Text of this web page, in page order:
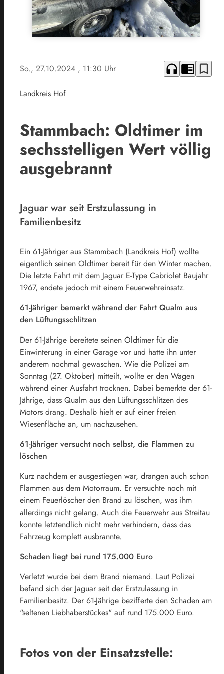
So., 27.10.2024 , 11:30 Uhr headphones chrome_reader_mode bookmark_border
Landkreis Hof
Stammbach: Oldtimer im
sechsstelligen Wert völlig
ausgebrannt
Jaguar war seit Erstzulassung in
Familienbesitz
Ein 61-Jähriger aus Stammbach (Landkreis Hof) wollte
eigentlich seinen Oldtimer bereit für den Winter machen.
Die letzte Fahrt mit dem Jaguar E-Type Cabriolet Baujahr
1967, endete jedoch mit einem Feuerwehreinsatz.
61-Jähriger bemerkt während der Fahrt Qualm aus
den Lüftungsschlitzen
Der 61-Jährige bereitete seinen Oldtimer für die
Einwinterung in einer Garage vor und hatte ihn unter
anderem nochmal gewaschen. Wie die Polizei am
Sonntag (27. Oktober) mitteilt, wollte er den Wagen
während einer Ausfahrt trocknen. Dabei bemerkte der 61-
Jährige, dass Qualm aus den Lüftungsschlitzen des
Motors drang. Deshalb hielt er auf einer freien
Wiesenfläche an, um nachzusehen.
61-Jähriger versucht noch selbst, die Flammen zu
löschen
Kurz nachdem er ausgestiegen war, drangen auch schon
Flammen aus dem Motorraum. Er versuchte noch mit
einem Feuerlöscher den Brand zu löschen, was ihm
allerdings nicht gelang. Auch die Feuerwehr aus Streitau
konnte letztendlich nicht mehr verhindern, dass das
Fahrzeug komplett ausbrannte.
Schaden liegt bei rund 175.000 Euro
Verletzt wurde bei dem Brand niemand. Laut Polizei
befand sich der Jaguar seit der Erstzulassung in
Familienbesitz. Der 61-Jährige bezifferte den Schaden am
"seltenen Liebhaberstückes" auf rund 175.000 Euro.
Fotos von der Einsatzstelle: